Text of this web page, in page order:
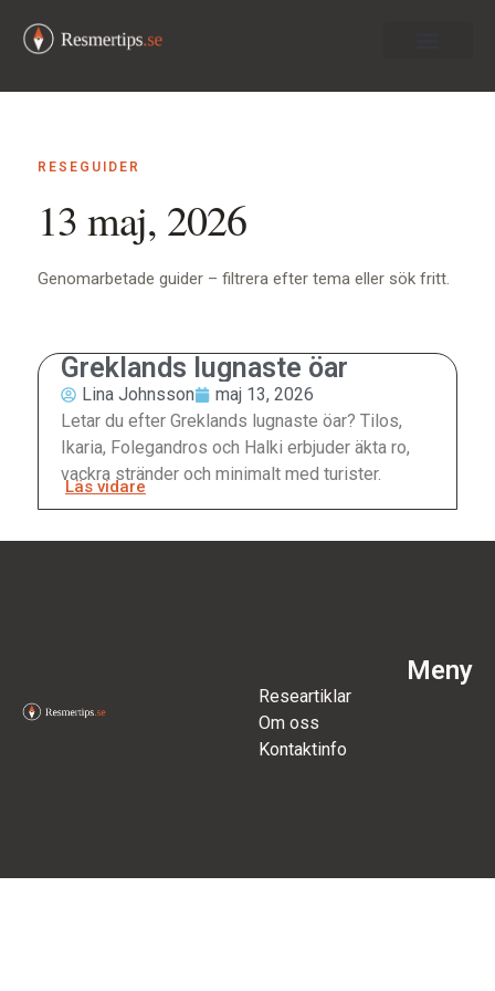
RESEGUIDER
13 maj, 2026
Genomarbetade guider – filtrera efter tema eller sök fritt.
Greklands lugnaste öar
Lina Johnsson
maj 13, 2026
Letar du efter Greklands lugnaste öar? Tilos,
Ikaria, Folegandros och Halki erbjuder äkta ro,
vackra stränder och minimalt med turister.
Läs vidare
Meny
Researtiklar
Om oss
Kontaktinfo